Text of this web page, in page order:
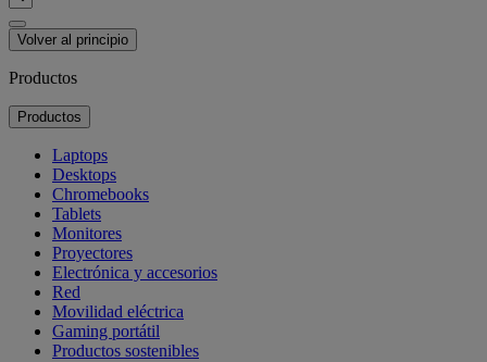
Volver al principio
Productos
Productos
Laptops
Desktops
Chromebooks
Tablets
Monitores
Proyectores
Electrónica y accesorios
Red
Movilidad eléctrica
Gaming portátil
Productos sostenibles